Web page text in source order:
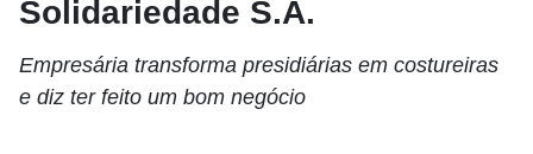
Solidariedade S.A.
Empresária transforma presidiárias em costureiras
e diz ter feito um bom negócio